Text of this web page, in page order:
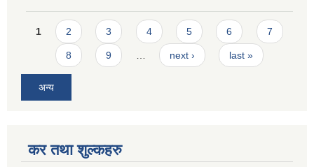
Pages
1 2 3 4 5 6 7
8 9 next › last »
अन्य
कर तथा शुल्कहरु